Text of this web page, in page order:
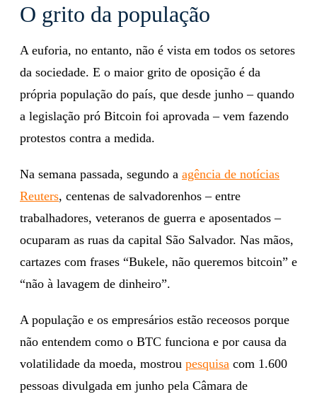
O grito da população
A euforia, no entanto, não é vista em todos os setores
da sociedade. E o maior grito de oposição é da
própria população do país, que desde junho – quando
a legislação pró Bitcoin foi aprovada – vem fazendo
protestos contra a medida.
Na semana passada, segundo a agência de notícias
Reuters, centenas de salvadorenhos – entre
trabalhadores, veteranos de guerra e aposentados –
ocuparam as ruas da capital São Salvador. Nas mãos,
cartazes com frases “Bukele, não queremos bitcoin” e
“não à lavagem de dinheiro”.
A população e os empresários estão receosos porque
não entendem como o BTC funciona e por causa da
volatilidade da moeda, mostrou pesquisa com 1.600
pessoas divulgada em junho pela Câmara de